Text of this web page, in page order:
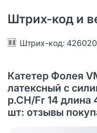
Штрих-код и
Штрих-код:
Катетер Фолея
латексный с
р.СН/Fr 14
шт: отзывы